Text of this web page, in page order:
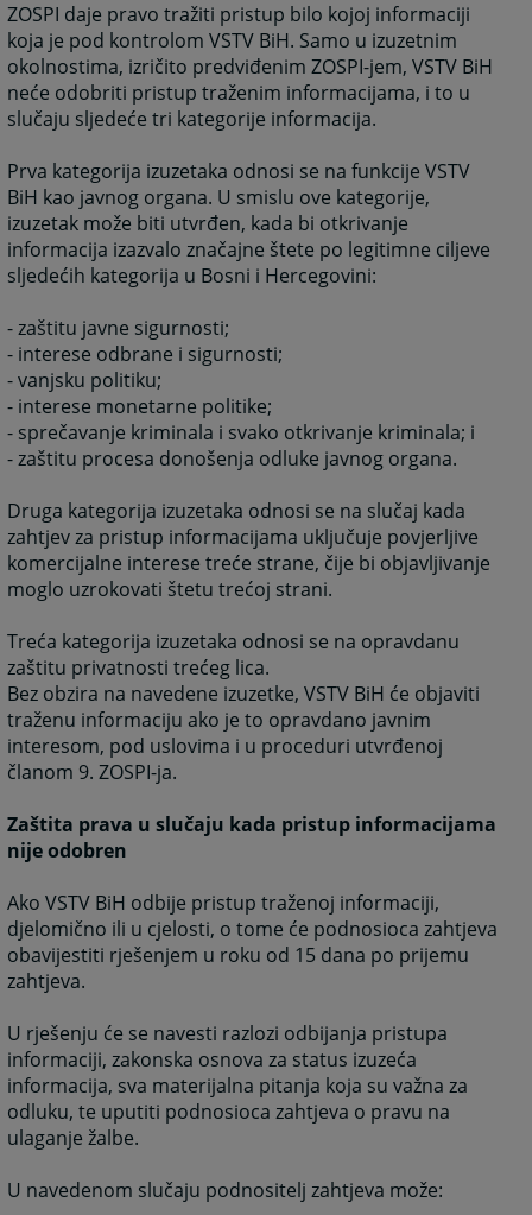
ZOSPI daje pravo tražiti pristup bilo kojoj informaciji
koja je pod kontrolom VSTV BiH. Samo u izuzetnim
okolnostima, izričito predviđenim ZOSPI-jem, VSTV BiH
neće odobriti pristup traženim informacijama, i to u
slučaju sljedeće tri kategorije informacija.
Prva kategorija izuzetaka odnosi se na funkcije VSTV
BiH kao javnog organa. U smislu ove kategorije,
izuzetak može biti utvrđen, kada bi otkrivanje
informacija izazvalo značajne štete po legitimne ciljeve
sljedećih kategorija u Bosni i Hercegovini:
- zaštitu javne sigurnosti;
- interese odbrane i sigurnosti;
- vanjsku politiku;
- interese monetarne politike;
- sprečavanje kriminala i svako otkrivanje kriminala; i
- zaštitu procesa donošenja odluke javnog organa.
Druga kategorija izuzetaka odnosi se na slučaj kada
zahtjev za pristup informacijama uključuje povjerljive
komercijalne interese treće strane, čije bi objavljivanje
moglo uzrokovati štetu trećoj strani.
Treća kategorija izuzetaka odnosi se na opravdanu
zaštitu privatnosti trećeg lica.
Bez obzira na navedene izuzetke, VSTV BiH će objaviti
traženu informaciju ako je to opravdano javnim
interesom, pod uslovima i u proceduri utvrđenoj
članom 9. ZOSPI-ja.
Zaštita prava u slučaju kada pristup informacijama
nije odobren
Ako VSTV BiH odbije pristup traženoj informaciji,
djelomično ili u cjelosti, o tome će podnosioca zahtjeva
obavijestiti rješenjem u roku od 15 dana po prijemu
zahtjeva.
U rješenju će se navesti razlozi odbijanja pristupa
informaciji, zakonska osnova za status izuzeća
informacija, sva materijalna pitanja koja su važna za
odluku, te uputiti podnosioca zahtjeva o pravu na
ulaganje žalbe.
U navedenom slučaju podnositelj zahtjeva može: